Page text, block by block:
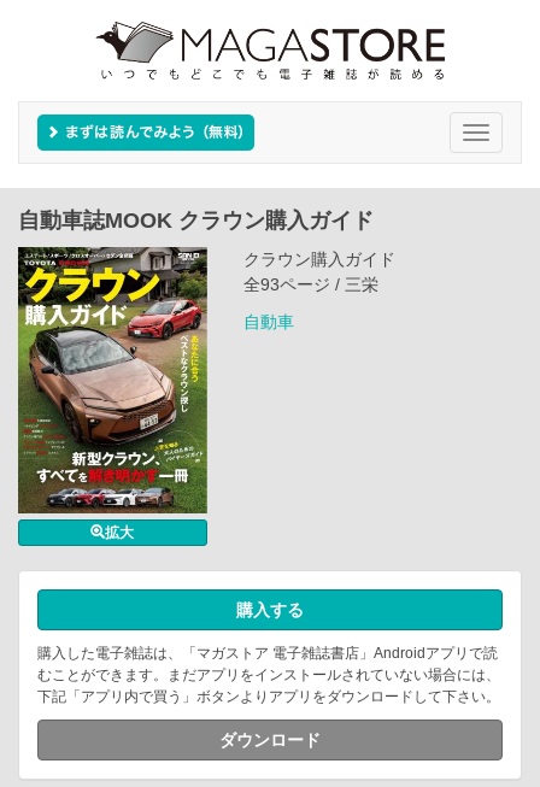
Toggle
自動車誌MOOK クラウン購入ガイド
拡大
クラウン購入ガイド
全93ページ / 三栄
自動車
購入する
購入した電子雑誌は、「マガストア 電子雑誌書店」Androidアプリで読
むことができます。まだアプリをインストールされていない場合には、
下記「アプリ内で買う」ボタンよりアプリをダウンロードして下さい。
ダウンロード